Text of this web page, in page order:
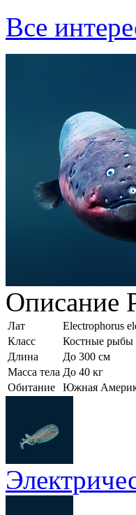
Все
Описание
Лат
Electrophorus
Класс
Костные рыбы
Длина
До 300 см
Масса тела До 40 кг
Обитание
Южная